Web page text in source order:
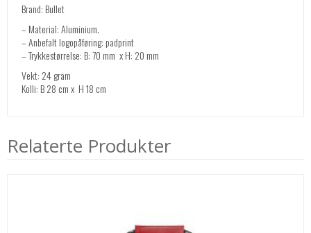
Brand: Bullet
– Material: Aluminium.
– Anbefalt logopåføring: padprint
– Trykkestørrelse: B: 70 mm x H: 20 mm
Vekt: 24 gram
Kolli: B 28 cm x H 18 cm
Relaterte Produkter